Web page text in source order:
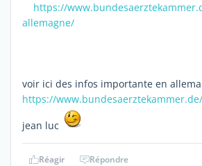
https://
allemagne/
voir ici des infos importante en
https://
jean luc
Réagir Répondre